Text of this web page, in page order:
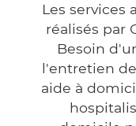
Les services
réalisés par
Besoin
l'entretien
aide à